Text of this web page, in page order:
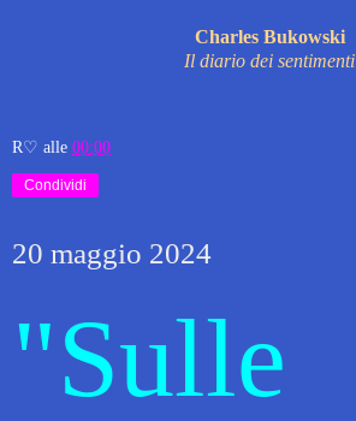
Charles Bukowski
Il diario dei sentimenti
R♡ alle 00:00
Condividi
20 maggio 2024
"Sulle